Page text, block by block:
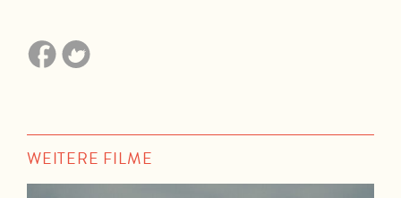
WEITERE FILME